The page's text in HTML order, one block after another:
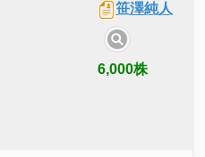
笹澤純人
6,000株